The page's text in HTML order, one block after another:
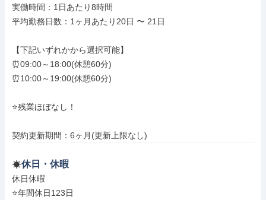
実働時間：1日あたり8時間
平均勤務日数：1ヶ月あたり20日 〜 21日
【下記いずれかから選択可能】
⏰09:00～18:00(休憩60分)
⏰10:00～19:00(休憩60分)
⭐残業ほぼなし！
契約更新期間：6ヶ月(更新上限なし)
休日・休暇
休日休暇
⭐年間休日123日